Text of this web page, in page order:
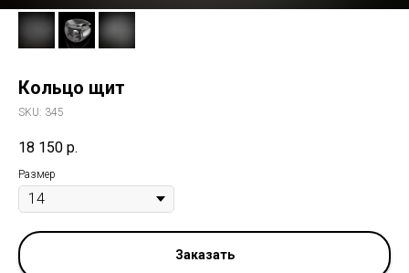
Кольцо щит
SKU: 345
18 150 р.
Размер
Заказать